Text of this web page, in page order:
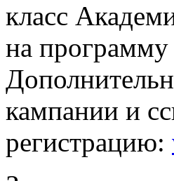
класс
на программу
кампании и
регистрацию: